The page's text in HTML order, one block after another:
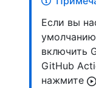
Если вы
включить
GitHub
нажмите